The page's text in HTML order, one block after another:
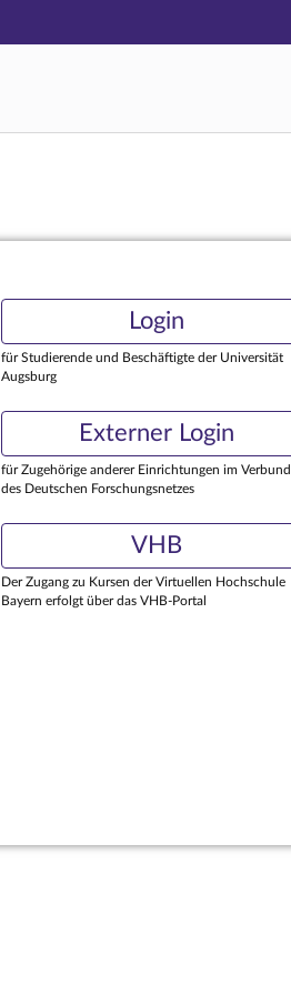
Login
für Studierende und Beschäftigte der Universität
Augsburg
Externer Login
für Zugehörige anderer Einrichtungen im Verbund
des Deutschen Forschungsnetzes
VHB
Der Zugang zu Kursen der Virtuellen Hochschule
Bayern erfolgt über das VHB-Portal